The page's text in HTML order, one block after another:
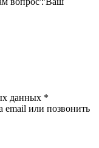
данных *
email или позвонить